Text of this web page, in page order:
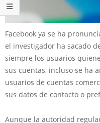
Facebook ya se ha
el investigador ha sacado
siempre los usuarios
sus cuentas, incluso se ha
usuarios de cuentas
sus datos de contacto o
Aunque la autoridad